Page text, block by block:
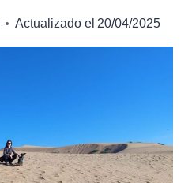
Actualizado el 20/04/2025